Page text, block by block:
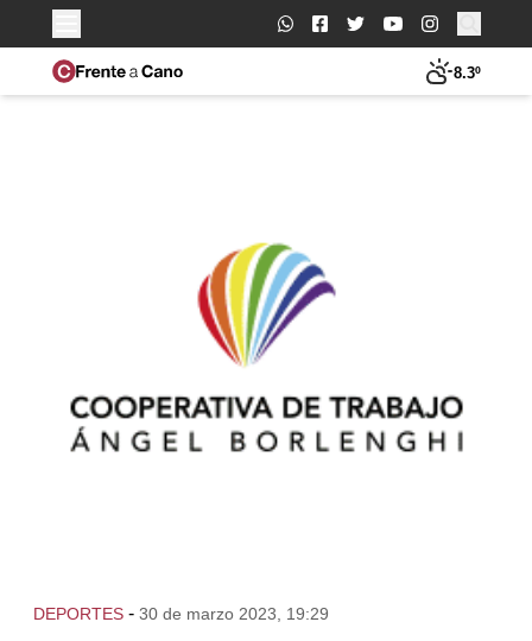
Buscar:
8.3º
DEPORTES - 30 de marzo 2023, 19:29